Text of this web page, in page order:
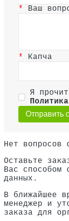
Ваш
Капча
Я
Отправить
Нет вопросов
Оставьте
Вас способом
данных.
В ближайшее
менеджер и
заказа для